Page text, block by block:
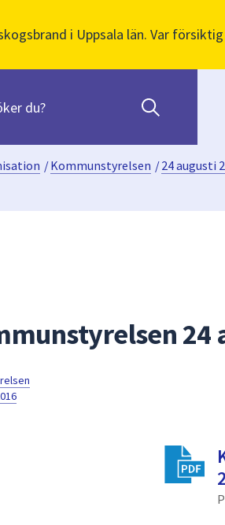
i Uppsala län. Var
/Kommunstyrelsen /24 augusti
24